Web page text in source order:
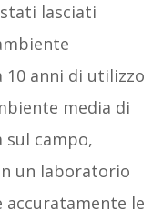
lasciati
10 anni di utilizzo
media di
sul campo,
un laboratorio
le